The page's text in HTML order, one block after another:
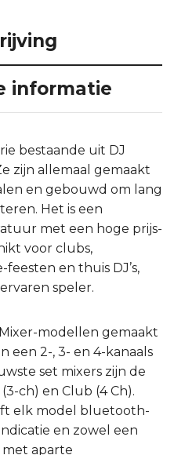
informatie
bestaande uit DJ
zijn allemaal gemaakt
en gebouwd om lang
Het is een
met een hoge prijs-
voor clubs,
en thuis DJ’s,
speler.
modellen gemaakt
een 2-, 3- en 4-kanaals
set mixers zijn de
ch) en Club (4 Ch).
elk model bluetooth-
en zowel een
aparte